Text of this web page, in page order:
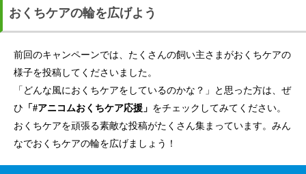
おくちケアの輪を広げよう
前回のキャンペーンでは、たくさんの飼い主さまがおくちケアの
様子を投稿してくださいました。
「どんな風におくちケアをしているのかな？」と思った方は、ぜ
ひ 「#アニコムおくちケア応援」 をチェックしてみてください。
おくちケアを頑張る素敵な投稿がたくさん集まっています。みん
なでおくちケアの輪を広げましょう！